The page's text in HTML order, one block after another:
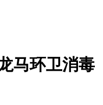
马环卫消毒